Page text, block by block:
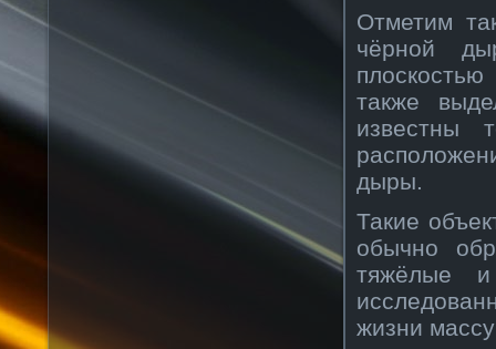
Отметим
чёрной
также
известны
дыры.
Такие
обычно
тяжёлые
жизни